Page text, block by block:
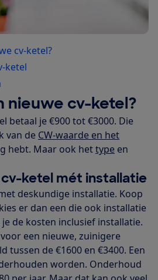
cv-ketel?
ketel
nieuwe cv-ketel?
betaal je €900 tot €3000. Die
van de CW-waarde en het
hebt. Maar ook hettype en
ketel mét installatie
deskundige installatie. Koop
er dan een die ook installatie
de kosten inclusief installatie.
een nieuwe, zuinigere
tussen de €1600 en €3400. Een
worden. Onderhoud